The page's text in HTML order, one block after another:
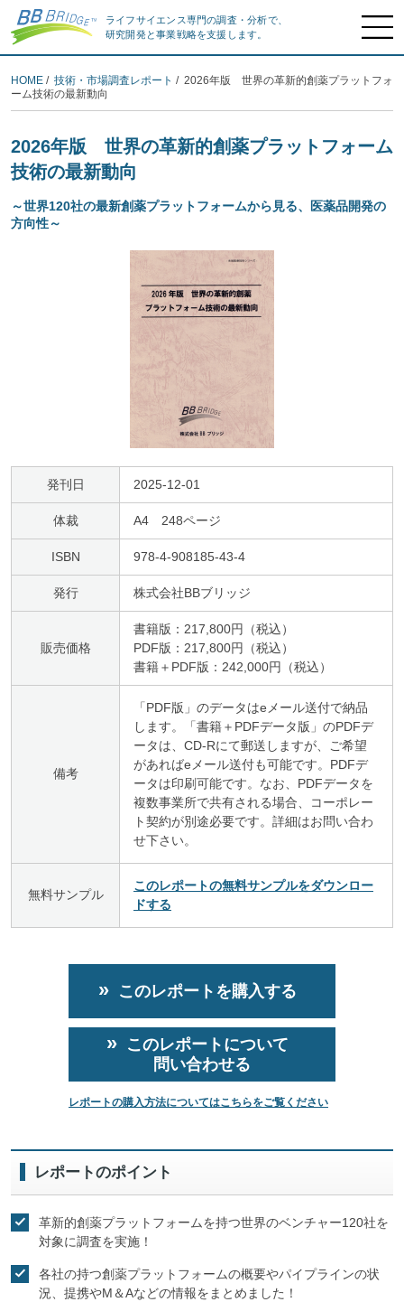
ライフサイエンス専門の調査・分析で、
研究開発と事業戦略を支援します。
HOME / 技術・市場調査レポート / 2026年版 世界の革新的創薬プラットフォ
ーム技術の最新動向
2026年版 世界の革新的創薬プラットフォーム
技術の最新動向
～世界120社の最新創薬プラットフォームから見る、医薬品開発の
方向性～
発刊日 2025-12-01
体裁 A4 248ページ
ISBN 978-4-908185-43-4
発行 株式会社BBブリッジ
販売価格
書籍版：217,800円（税込）
PDF版：217,800円（税込）
書籍＋PDF版：242,000円（税込）
備考
「PDF版」のデータはeメール送付で納品
します。「書籍＋PDFデータ版」のPDFデ
ータは、CD-Rにて郵送しますが、ご希望
があればeメール送付も可能です。PDFデ
ータは印刷可能です。なお、PDFデータを
複数事業所で共有される場合、コーポレー
ト契約が別途必要です。詳細はお問い合わ
せ下さい。
無料サンプル
このレポートの無料サンプルをダウンロー
ドする
このレポートを購入する
このレポートについて
問い合わせる
レポートの購入方法についてはこちらをご覧ください
レポートのポイント
革新的創薬プラットフォームを持つ世界のベンチャー120社を
対象に調査を実施！
各社の持つ創薬プラットフォームの概要やパイプラインの状
況、提携やM＆Aなどの情報をまとめました！